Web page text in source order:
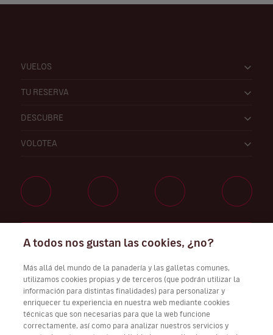
VUELOS
TU RESERVA
DESCUBRE
VOLOTEA
Descarga Volotea App para iOS y Android
A todos nos gustan las cookies, ¿no?
Más allá del mundo de la panadería y las galletas comunes,
utilizamos cookies propias y de terceros (que podrán utilizar la
información para distintas finalidades) para personalizar y
enriquecer tu experiencia en nuestra web mediante cookies
técnicas que son necesarias para que la web funcione
correctamente, así como para analizar nuestros servicios y